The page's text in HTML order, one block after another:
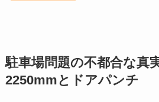
駐車場問題の不都合な真
2250mmとドアパンチ